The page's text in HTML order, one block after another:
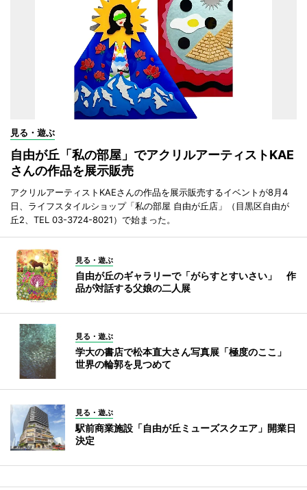
見る・遊ぶ
自由が丘「私の部屋」でアクリルアーティストKAE
さんの作品を展示販売
アクリルアーティストKAEさんの作品を展示販売するイベントが8月4
日、ライフスタイルショップ「私の部屋 自由が丘店」（目黒区自由が
丘2、TEL 03-3724-8021）で始まった。
見る・遊ぶ
自由が丘のギャラリーで「がらすとすいさい」 作
品が対話する父娘の二人展
見る・遊ぶ
学大の書店で松本直大さん写真展「極度のここ」
世界の輪郭を見つめて
見る・遊ぶ
駅前商業施設「自由が丘ミューズスクエア」開業日
決定